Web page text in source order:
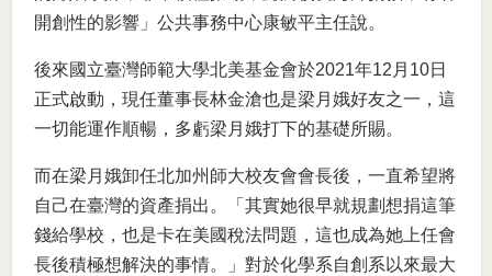
開創性的影響」公共事務中心康敏平主任說。
後來國立臺灣師範大學北美基金會於2021年12月10日
正式啟動，現任董事長林金滄也是梁月娥好友之一，這
一切能運作順暢，多虧梁月娥打下的基礎所賜。
而在梁月娥卸任北加州師大校友會會長後，一直希望將
自己在臺灣的資產捐出。「其實她很早就規劃想捐這筆
錢給學校，也是卡在美國稅法問題，這也成為她上任會
長後積極想解決的事情。」對於化學系自創系以來最大